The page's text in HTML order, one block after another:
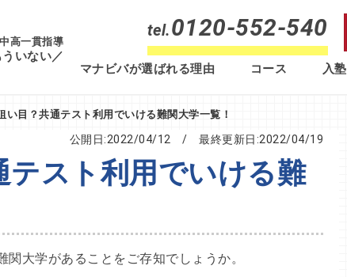
高一貫指導
いない／
tel.0120-552-540
マナビバが選ばれる理由 コース 入
い目？共通テスト利用でいける難関大学一覧！
公開日:2022/04/12 / 最終更新日:2022/04/19
テスト利用でいける難
大学があることをご存知でしょうか。